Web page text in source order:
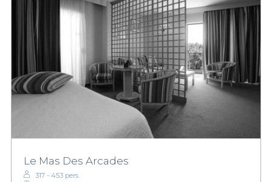
Le Mas Des Arcades
317 - 453 pers.